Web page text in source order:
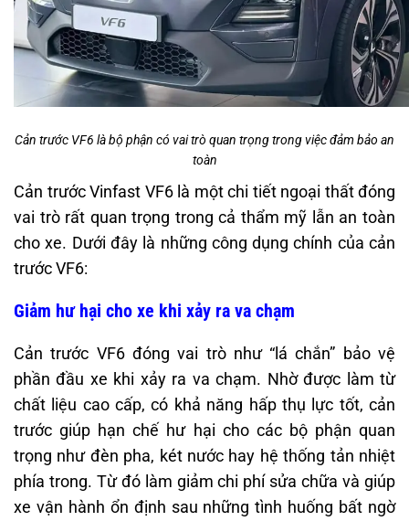
Cản trước VF6 là bộ phận có vai trò quan trọng trong việc đảm bảo an
toàn
Cản trước Vinfast VF6 là một chi tiết ngoại thất đóng
vai trò rất quan trọng trong cả thẩm mỹ lẫn an toàn
cho xe. Dưới đây là những công dụng chính của cản
trước VF6:
Giảm hư hại cho xe khi xảy ra va chạm
Cản trước VF6 đóng vai trò như “lá chắn” bảo vệ
phần đầu xe khi xảy ra va chạm. Nhờ được làm từ
chất liệu cao cấp, có khả năng hấp thụ lực tốt, cản
trước giúp hạn chế hư hại cho các bộ phận quan
trọng như đèn pha, két nước hay hệ thống tản nhiệt
phía trong. Từ đó làm giảm chi phí sửa chữa và giúp
xe vận hành ổn định sau những tình huống bất ngờ